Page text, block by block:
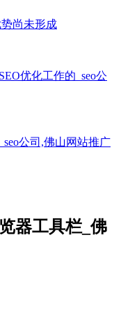
尚未形成
优化工作的_seo公
公司,佛山网站推广
器工具栏_佛